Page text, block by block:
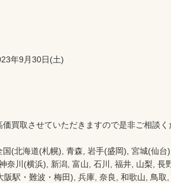
年9月30日(土)
買取させていただきますので是非ご相談く
国(北海道(札幌), 青森, 岩手(盛岡), 宮城(仙台
奈川(横浜), 新潟, 富山, 石川, 福井, 山梨, 長
駅・難波・梅田), 兵庫, 奈良, 和歌山, 鳥取